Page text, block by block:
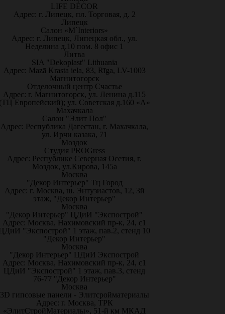
LIFE DÉCOR
Адрес: г. Липецк, пл. Торговая, д. 2
Липецк
Салон «M`Interiors»
Адрес: г. Липецк, Липецкая обл., ул.
Неделина д.10 пом. 8 офис 1
Литва
SIA "Dekoplast" Lithuania
Адрес: Mazā Krasta iela, 83, Rīga, LV-1003
Магнитогорск
Отделочный центр Счастье
Адрес: г. Магнитогорск, ул. Ленина д.115
Европейский); ул. Советская д.160 «А»
Махачкала
Салон "Элит Пол"
Адрес: Республика Дагестан, г. Махачкала,
ул. Ирчи казака, 71
Моздок
Студия PROGress
Адрес: Республике Северная Осетия, г.
Моздок, ул.Кирова, 145а
Москва
"Декор Интерьер" Тц Город
Адрес: г. Москва, ш. Энтузиастов, 12, 3й
этаж, "Декор Интерьер"
Москва
"Декор Интерьер" ЦДиИ "Экспострой"
Адрес: Москва, Нахимовский пр-к, 24, с1
"Экспострой" 1 этаж, пав.2, стенд 10
"Декор Интерьер"
Москва
"Декор Интерьер" ЦДиИ Экспострой
Адрес: Москва, Нахимовский пр-к, 24, с1
ЦДиИ "Экспострой" 1 этаж, пав.3, стенд
76-77 "Декор Интерьер"
Москва
3D гипсовые панели - Элитсройматериалы
Адрес: г. Москва, ТРК
«ЭлитСтройМатериалы», 51-й км МКАД